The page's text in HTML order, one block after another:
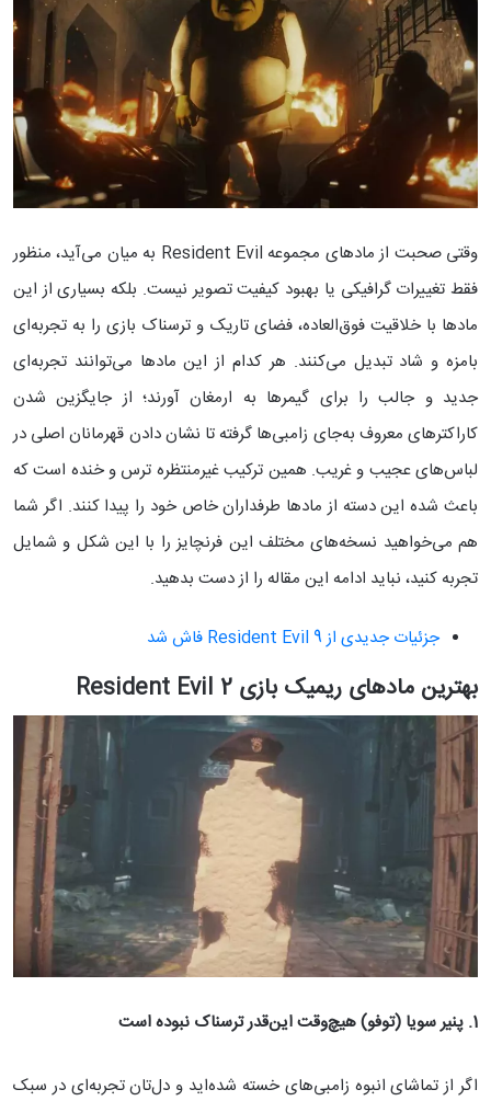
وقتی صحبت از مادهای مجموعه Resident Evil به میان می‌آید، منظور
فقط تغییرات گرافیکی یا بهبود کیفیت تصویر نیست. بلکه بسیاری از این
مادها با خلاقیت فوق‌العاده، فضای تاریک و ترسناک بازی را به تجربه‌ای
بامزه و شاد تبدیل می‌کنند. هر کدام از این مادها می‌توانند تجربه‌ای
جدید و جالب را برای گیمرها به ارمغان آورند؛ از جایگزین شدن
کاراکترهای معروف به‌جای زامبی‌ها گرفته تا نشان دادن قهرمانان اصلی در
لباس‌های عجیب و غریب. همین ترکیب غیرمنتظره ترس و خنده است که
باعث شده این دسته از مادها طرفداران خاص خود را پیدا کنند. اگر شما
هم می‌خواهید نسخه‌های مختلف این فرنچایز را با این شکل و شمایل
تجربه کنید، نباید ادامه این مقاله را از دست بدهید.
جزئیات جدیدی از Resident Evil 9 فاش شد
بهترین مادهای ریمیک بازی Resident Evil 2
1. پنیر سویا (توفو) هیچ‌وقت این‌قدر ترسناک نبوده است
اگر از تماشای انبوه زامبی‌های خسته شده‌اید و دل‌تان تجربه‌ای در سبک